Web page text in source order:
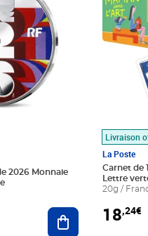
2026 Monnaie
Ajouter au panier
Livraison
La Poste
Carnet de
Lettre
20g /
18,24€